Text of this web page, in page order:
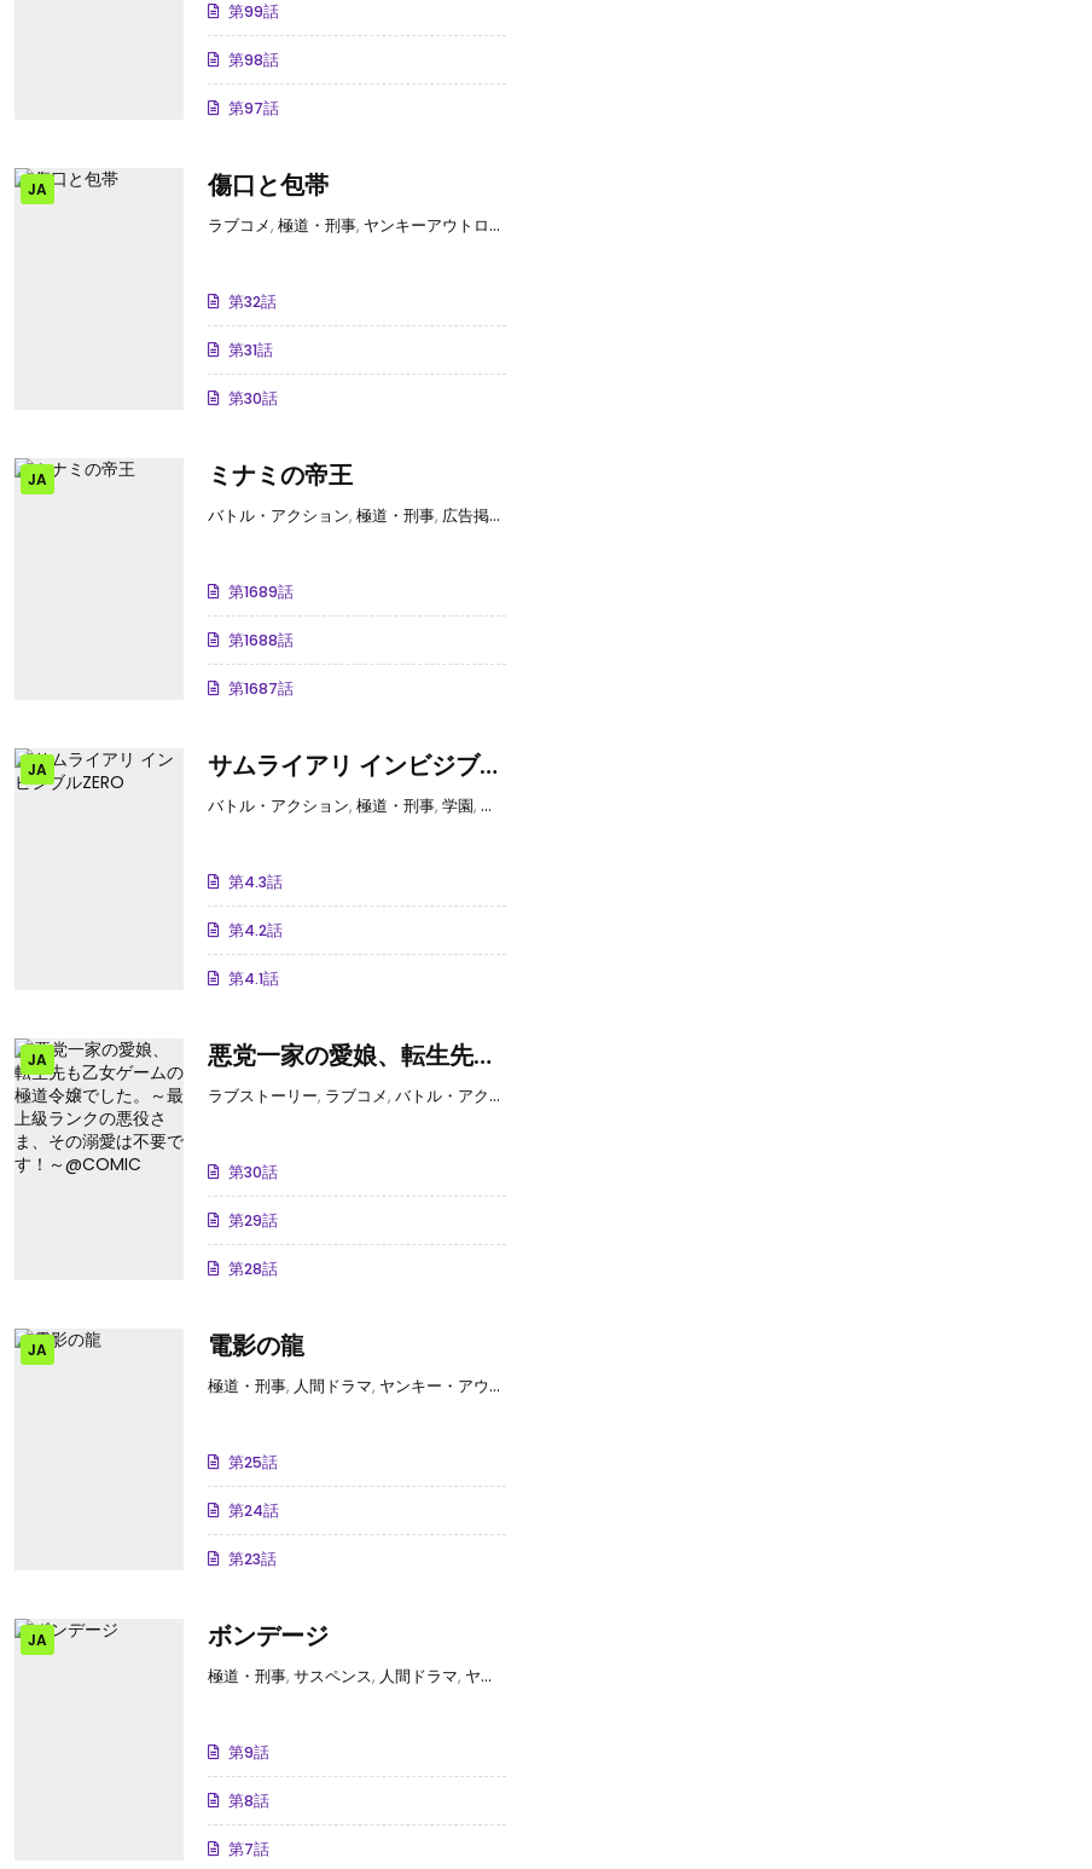
第99話
第98話
第97話
JA 傷口と包帯
ラブコメ, 極道・刑事, ヤンキーアウトロー
第32話
第31話
第30話
裏社会・アングラ
JA ミナミの帝王
バトル・アクション, 極道・刑事, 広告掲載中
第1689話
第1688話
第1687話
JA
サムライアリ インビジブル
ZERO
バトル・アクション, 極道・刑事, 学園, サスペンス
第4.3話
第4.2話
第4.1話
恋愛,ヤンキー・アウトロー
JA
悪党一家の愛娘、転生先も
乙女ゲームの極道令嬢でし
さま、その溺愛は不要で
す！～@COMIC
ラブストーリー, ラブコメ, バトル・アクション
第30話
第29話
第28話
JA 電影の龍
極道・刑事, 人間ドラマ, ヤンキー・アウトロー
第25話
第24話
第23話
JA ボンデージ
極道・刑事, サスペンス, 人間ドラマ, ヤンキー・アウトロー
第9話
第8話
第7話